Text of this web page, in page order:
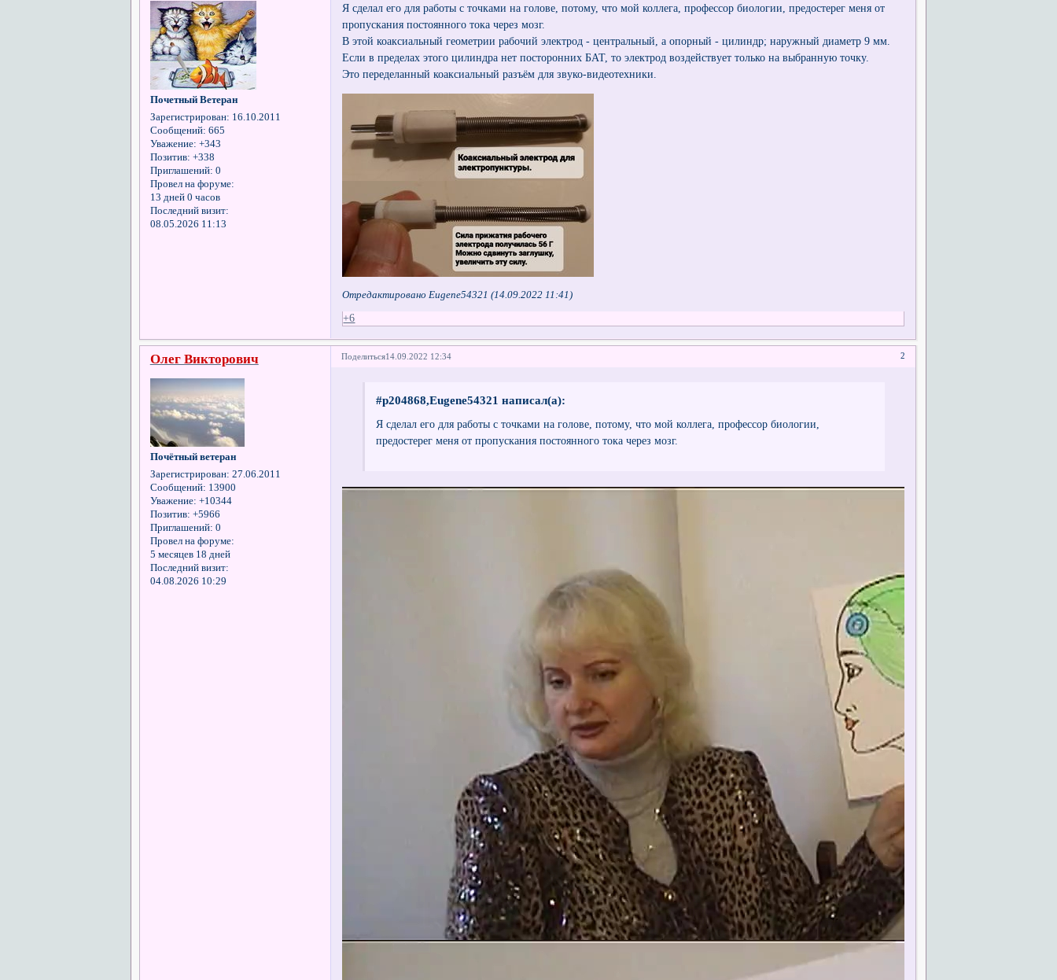
Почетный Ветеран
Зарегистрирован: 16.10.2011
Сообщений: 665
Уважение: +343
Позитив: +338
Приглашений: 0
Провел на форуме:
13 дней 0 часов
Последний визит:
08.05.2026 11:13
Я сделал его для работы с точками на голове, потому, что мой коллега, профессор биологии, предостерег меня от
пропускания постоянного тока через мозг.
В этой коаксиальный геометрии рабочий электрод - центральный, а опорный - цилиндр; наружный диаметр 9 мм.
Если в пределах этого цилиндра нет посторонних БАТ, то электрод воздействует только на выбранную точку.
Это переделанный коаксиальный разъём для звуко-видеотехники.
Отредактировано Eugene54321 (14.09.2022 11:41)
+6
Поделиться 2
14.09.2022 12:34
Олег Викторович
Почётный ветеран
Зарегистрирован: 27.06.2011
Сообщений: 13900
Уважение: +10344
Позитив: +5966
Приглашений: 0
Провел на форуме:
5 месяцев 18 дней
Последний визит:
04.08.2026 10:29
#p204868,Eugene54321 написал(а):
Я сделал его для работы с точками на голове, потому, что мой коллега, профессор биологии,
предостерег меня от пропускания постоянного тока через мозг.